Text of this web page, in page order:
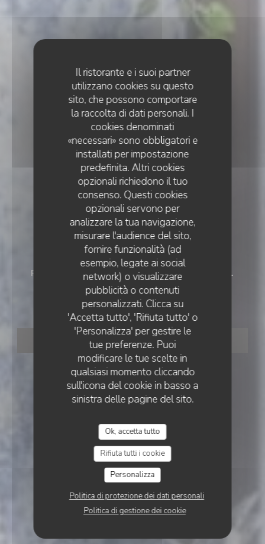
Il ristorante e i suoi partner
utilizzano cookies su questo
sito, che possono comportare
la raccolta di dati personali. I
cookies denominati
«necessari» sono obbligatori e
installati per impostazione
predefinita. Altri cookies
opzionali richiedono il tuo
consenso. Questi cookies
opzionali servono per
analizzare la tua navigazione,
misurare l'audience del sito,
fornire funzionalità (ad
esempio, legate ai social
network) o visualizzare
pubblicità o contenuti
personalizzati. Clicca su
'Accetta tutto', 'Rifiuta tutto' o
'Personalizza' per gestire le
tue preferenze. Puoi
modificare le tue scelte in
qualsiasi momento cliccando
sull'icona del cookie in basso a
sinistra delle pagine del sito.
Ok, accetta tutto
Rifiuta tutti i cookie
Personalizza
Politica di protezione dei dati personali
Politica di gestione dei cookie
RESTAURANT TRADITIONNEL• COURCHEVEL
RESTAURANT HENRI
PRENOTA
RESTAURANT HENRI